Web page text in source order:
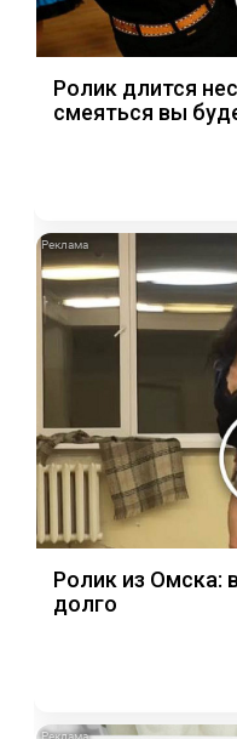
Ролик длится
смеяться вы
Ролик из Омска:
долго